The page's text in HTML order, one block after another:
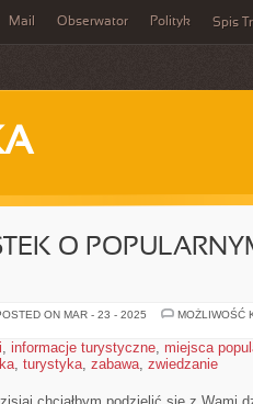
Mail Obserwator Polityk Spis
O
ON MAR - 23 - 2025
MOŻLIWOŚĆ
, informacje turystyczne, miejsca
, turystyka, zabawa, zwiedzanie